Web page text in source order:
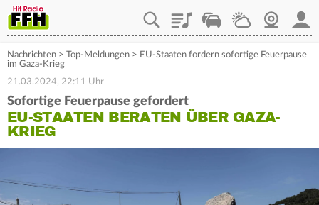
PlaylistStaupilotWetterWebcam
Nachrichten > Top-Meldungen > EU-Staaten fordern sofortige Feuerpause
im Gaza-Krieg
21.03.2024, 22:11 Uhr
Sofortige Feuerpause gefordert
EU-STAATEN BERATEN ÜBER GAZA-
KRIEG